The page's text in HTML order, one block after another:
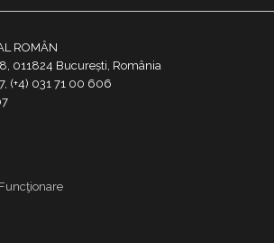
ROMÂN
011824 București, România
(+4) 031 71 00 606